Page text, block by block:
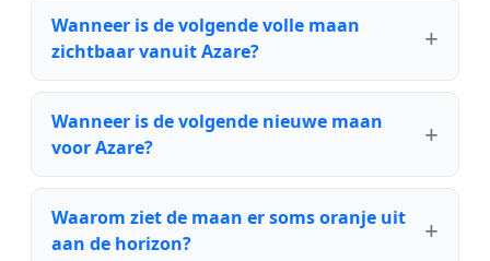
Wanneer is de volgende volle maan
zichtbaar vanuit Azare?
Wanneer is de volgende nieuwe maan
voor Azare?
Waarom ziet de maan er soms oranje uit
aan de horizon?